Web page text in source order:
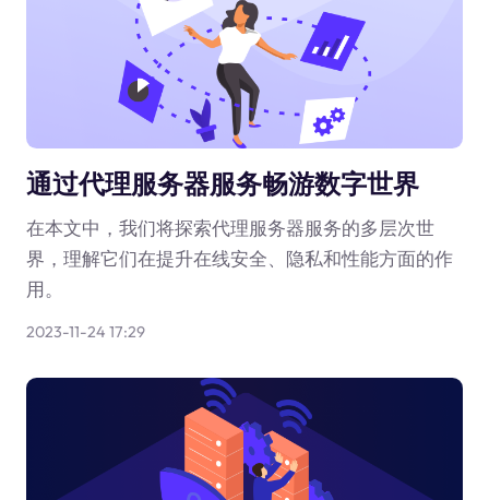
通过代理服务器服务畅游数字世界
在本文中，我们将探索代理服务器服务的多层次世
界，理解它们在提升在线安全、隐私和性能方面的作
用。
2023-11-24 17:29